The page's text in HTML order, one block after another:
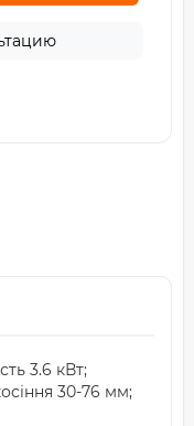
3.6 кВт;
30-76 мм;